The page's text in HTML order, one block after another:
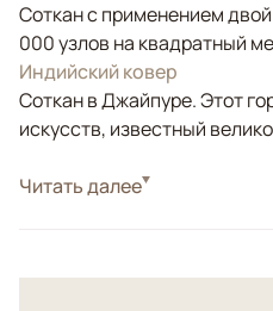
Соткан с применением
000 узлов на квадратный
Индийский ковер
Соткан в Джайпуре. Этот
искусств, известный
СтильСовременные
Читать далее